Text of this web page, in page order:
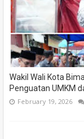
Wakil Wali Kota
Penguatan UMKM
February 19, 2026